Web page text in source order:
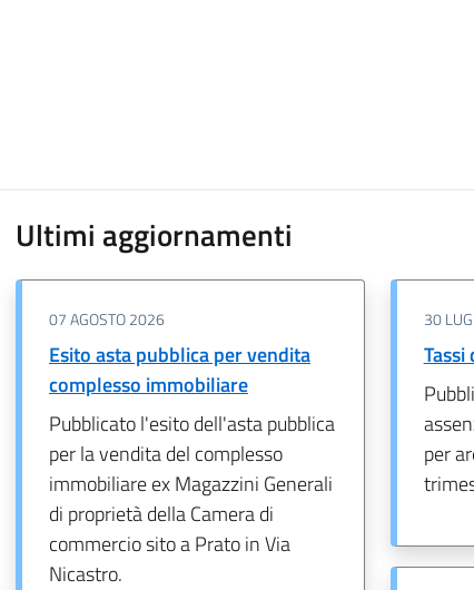
Ultimi aggiornamenti
07 AGOSTO 2026
Esito asta pubblica per vendita
complesso immobiliare
Pubblicato l'esito dell'asta pubblica
per la vendita del complesso
immobiliare ex Magazzini Generali
di proprietà della Camera di
commercio sito a Prato in Via
Nicastro.
30
Tassi
per